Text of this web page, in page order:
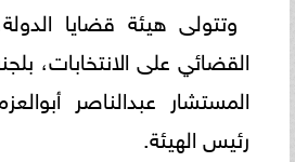
وتتولى هيئة قضايا
القضائي على الانتخابات،
المستشار عبدالناصر
رئيس الهيئة.